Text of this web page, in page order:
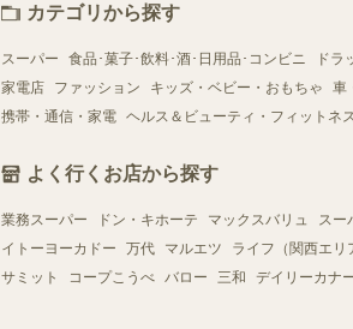
カテゴリから探す
スーパー 食品･菓子･飲料･酒･日用品･コンビニ ドラ
家電店
ファッション キッズ・ベビー・おもちゃ 車
携帯・通信・家電 ヘルス＆ビューティ・フィットネ
よく行くお店から探す
業務スーパー ドン・キホーテ マックスバリュ スー
イトーヨーカドー
万代 マルエツ ライフ（関西エリ
サミット
コープこうべ バロー 三和 デイリーカナ